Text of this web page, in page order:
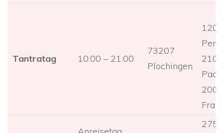
Tantratag 10:00 – 21:00
73207
Plochingen
120
210
200
275